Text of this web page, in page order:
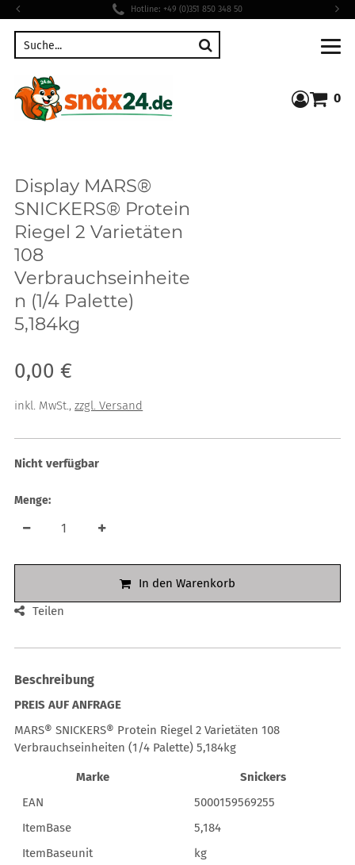
Hotline: +49 (0)351 850 348 50
0
Display MARS®
SNICKERS® Protein
Riegel 2 Varietäten
108
Verbrauchseinheite
n (1/4 Palette)
5,184kg
Verkaufspreis: 0,00 €
0,00 €
inkl. MwSt.,zzgl. Versand
Nicht verfügbar
Menge:
In den Warenkorb
Teilen
Beschreibung
PREIS AUF ANFRAGE
MARS® SNICKERS® Protein Riegel 2 Varietäten 108
Verbrauchseinheiten (1/4 Palette) 5,184kg
Marke
Snickers
EAN
5000159569255
ItemBase
5,184
ItemBaseunit
kg